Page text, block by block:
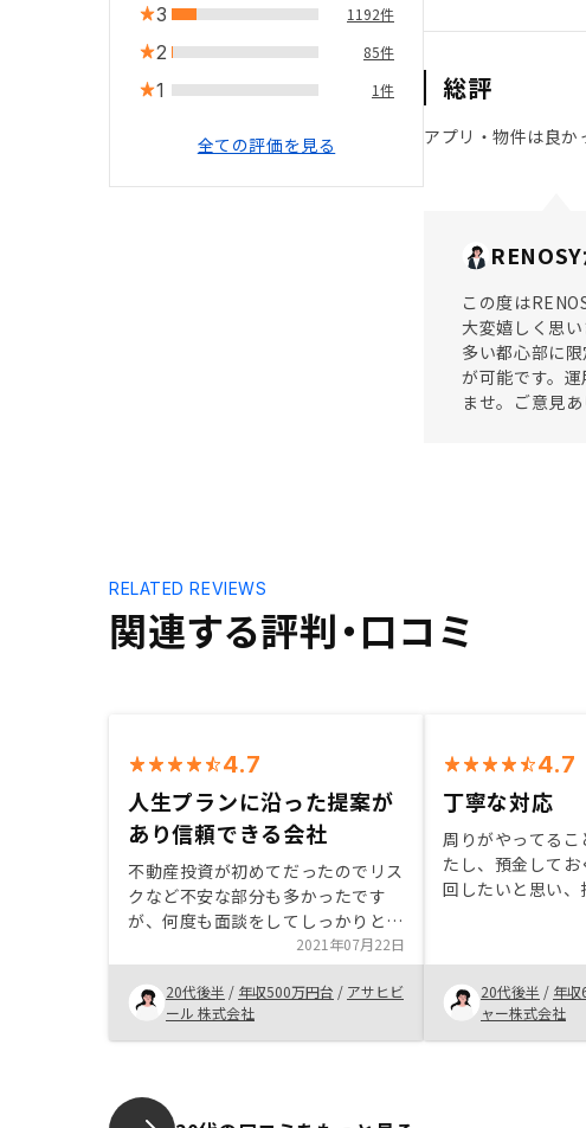
3 1192件
2 85件
1 1件
全ての評価を見る
総評
アプリ・物件は良か
この度は
大変嬉しく思
多い都心部に
が可能です。
ませ。ご意見
関連する評判・口コミ
RELATED REVIEWS
4.7
人生プランに沿った提案が
あり信頼できる会社
不動産投資が初めてだったのでリス
クなど不安な部分も多かったです
が、何度も面談をしてしっかりとリ
スクについてと、リスクヘッジにつ
いて話していただき、最終的には不
安な点を全て解消できた点が決め手
でした。いくつか別の不動産会社と
も面談をしていましたが、押し売り
生プランに沿ってご提案いただけて
信頼できる会社だと思いました。
2021年07月22日
20代後半 / 年収500万円台 / アサヒビ
ール 株式会社
4.7
丁寧な対応
周りがやってる
たし、預金して
回したいと思い
ました。そのタ
て応募し、担当
応が丁寧だった
成長などを見てリ
ました。 小さな
20代後半 / 年収
ャー株式会社